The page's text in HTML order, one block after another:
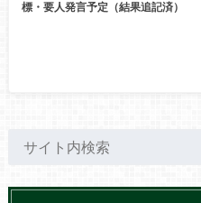
標・要人発言予定（結果追記済）